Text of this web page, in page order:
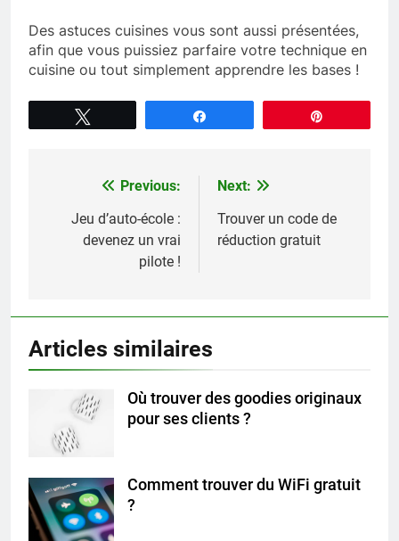
Des astuces cuisines vous sont aussi présentées,
afin que vous puissiez parfaire votre technique en
cuisine ou tout simplement apprendre les bases !
NavigationPrevious:
Jeu d’auto-école :
devenez un vrai
pilote !
Next:
Trouver un code de
réduction gratuit
Articles similaires
Où trouver des goodies originaux
pour ses clients ?
Comment trouver du WiFi gratuit
?